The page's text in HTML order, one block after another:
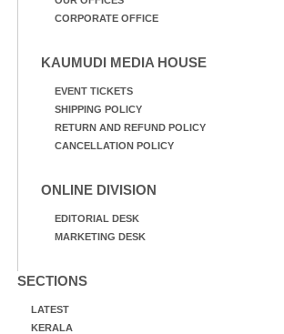
CORPORATE OFFICE
KAUMUDI MEDIA HOUSE
EVENT TICKETS
SHIPPING POLICY
RETURN AND REFUND POLICY
CANCELLATION POLICY
ONLINE DIVISION
EDITORIAL DESK
MARKETING DESK
SECTIONS
LATEST
KERALA